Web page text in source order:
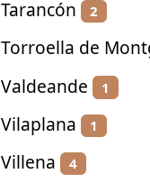
Tarancón 2
Torroella de
Valdeande 1
Vilaplana 1
Villena 4